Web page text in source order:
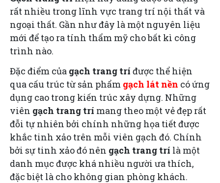
rất nhiều trong lĩnh vực trang trí nội thất và
ngoại thất. Gần như đây là một nguyên liệu
mới để tạo ra tính thẩm mỹ cho bất kì công
trình nào.
Đặc điểm của gạch trang trí được thể hiện
qua cấu trúc từ sản phẩm gạch lát nền có ứng
dụng cao trong kiến trúc xây dựng. Những
viên gạch trang trí mang theo một vẻ đẹp rất
đỗi tự nhiên bởi chính những họa tiết được
khắc tinh xảo trên mỗi viên gạch đó. Chính
bởi sự tinh xảo đó nên gạch trang trí là một
danh mục được khá nhiều người ưa thích,
đặc biệt là cho không gian phòng khách.